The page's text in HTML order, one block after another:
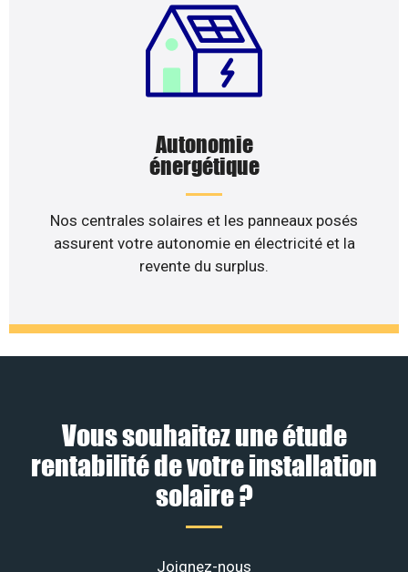
Autonomie
énergétique
Nos centrales solaires et les panneaux posés
assurent votre autonomie en électricité et la
revente du surplus.
Vous souhaitez une étude
rentabilité de votre installation
solaire ?
Joignez-nous